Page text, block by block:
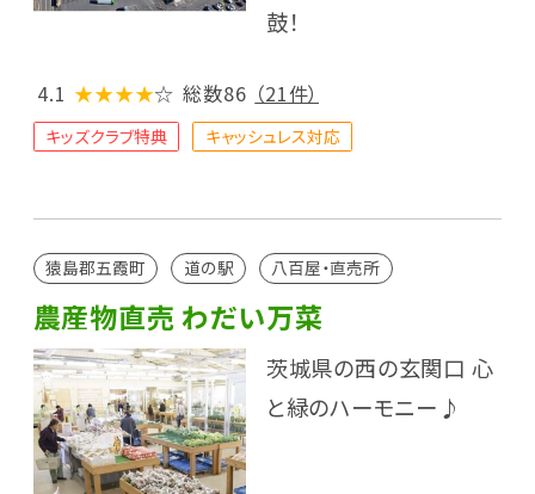
鼓！
4.1 ★★★★☆ 総数86 （21件）
キッズクラブ特典 キャッシュレス対応
猿島郡五霞町 道の駅 八百屋・直売所
農産物直売 わだい万菜
茨城県の西の玄関口 心
と緑のハーモニー♪